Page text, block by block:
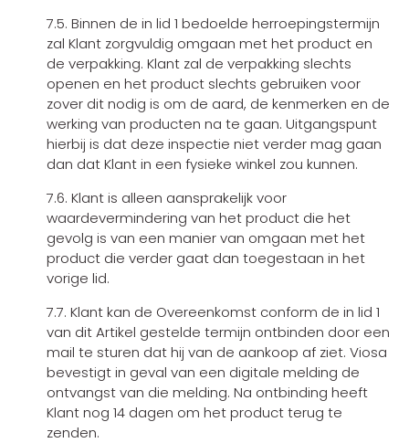
7.5. Binnen de in lid 1 bedoelde herroepingstermijn
zal Klant zorgvuldig omgaan met het product en
de verpakking. Klant zal de verpakking slechts
openen en het product slechts gebruiken voor
zover dit nodig is om de aard, de kenmerken en de
werking van producten na te gaan. Uitgangspunt
hierbij is dat deze inspectie niet verder mag gaan
dan dat Klant in een fysieke winkel zou kunnen.
7.6. Klant is alleen aansprakelijk voor
waardevermindering van het product die het
gevolg is van een manier van omgaan met het
product die verder gaat dan toegestaan in het
vorige lid.
7.7. Klant kan de Overeenkomst conform de in lid 1
van dit Artikel gestelde termijn ontbinden door een
mail te sturen dat hij van de aankoop af ziet. Viosa
bevestigt in geval van een digitale melding de
ontvangst van die melding. Na ontbinding heeft
Klant nog 14 dagen om het product terug te
zenden.